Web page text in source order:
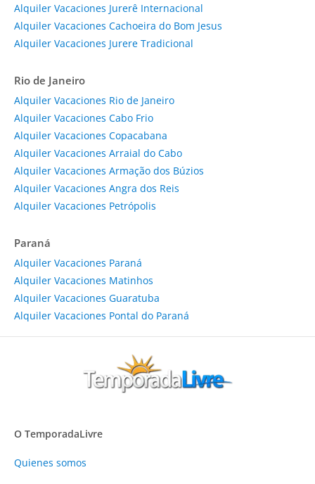
Alquiler Vacaciones Jurerê Internacional
Alquiler Vacaciones Cachoeira do Bom Jesus
Alquiler Vacaciones Jurere Tradicional
Rio de Janeiro
Alquiler Vacaciones Rio de Janeiro
Alquiler Vacaciones Cabo Frio
Alquiler Vacaciones Copacabana
Alquiler Vacaciones Arraial do Cabo
Alquiler Vacaciones Armação dos Búzios
Alquiler Vacaciones Angra dos Reis
Alquiler Vacaciones Petrópolis
Paraná
Alquiler Vacaciones Paraná
Alquiler Vacaciones Matinhos
Alquiler Vacaciones Guaratuba
Alquiler Vacaciones Pontal do Paraná
O TemporadaLivre
Quienes somos